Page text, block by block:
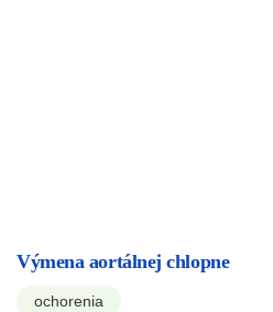
Výmena aortálnej chlopne
ochorenia